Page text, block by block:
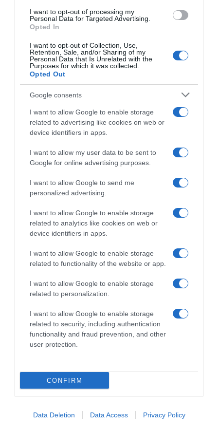
I want to opt-out of processing my
Personal Data for Targeted Advertising.
Opted In
I want to opt-out of Collection, Use,
Retention, Sale, and/or Sharing of my
Personal Data that Is Unrelated with the
Purposes for which it was collected.
Opted Out
Google consents
I want to allow Google to enable storage
related to advertising like cookies on web or
device identifiers in apps.
I want to allow my user data to be sent to
Google for online advertising purposes.
I want to allow Google to send me
personalized advertising.
I want to allow Google to enable storage
related to analytics like cookies on web or
device identifiers in apps.
I want to allow Google to enable storage
related to functionality of the website or app.
I want to allow Google to enable storage
related to personalization.
I want to allow Google to enable storage
related to security, including authentication
functionality and fraud prevention, and other
user protection.
CONFIRM
Data Deletion Data Access Privacy Policy
ΕΛΛΑΔΑ
Λάρισα: Επικυρώθηκε πρόστιμο ύψους
270.000 ευρώ και φυλάκιση σε ηλικιωμένο
που σκότωσε 8 κουτάβια
Τα χτύπησε με τσάπα στο κεφάλι
21.09.2025 - 13:35
Δήμος Αθηναίων: Στο ΣτΕ το ιστορικό κτίριο
του Παλαιού Εθνικού Τυπογραφείου
Η παραχώρηση γίνεται για λόγους δημοσίου
04.09.2025 - 15:32